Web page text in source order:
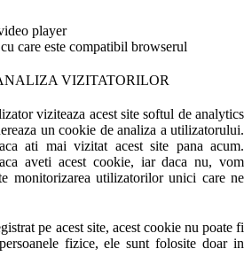
player
care este compatibil browserul
VIZITATORILOR
viziteaza acest site softul de analytics
un cookie de analiza a utilizatorului.
ati mai vizitat acest site pana acum.
aveti acest cookie, iar daca nu, vom
monitorizarea utilizatorilor unici care ne
pe acest site, acest cookie nu poate fi
fizice, ele sunt folosite doar in